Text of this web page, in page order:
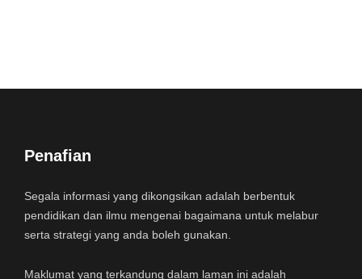
Penafian
Segala informasi yang dikongsikan adalah berbentuk
pendidikan dan ilmu mengenai bagaimana untuk melabur
serta strategi yang anda boleh gunakan.
Maklumat yang terkandung dalam laman ini adalah